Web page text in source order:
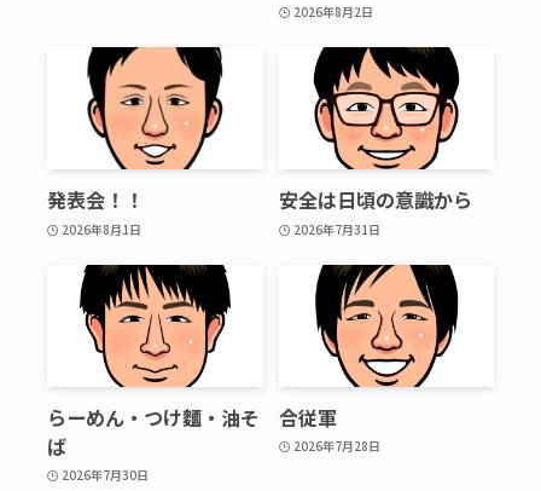
2026年8月2日
発表会！！
2026年8月1日
安全は日頃の意識から
2026年7月31日
らーめん・つけ麵・油そ
ば
2026年7月30日
合従軍
2026年7月28日